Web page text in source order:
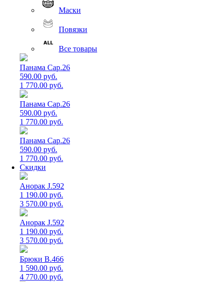
Маски
Повязки
Все товары
Панама Cap.26
590.00 руб.
1 770.00 руб.
Панама Cap.26
590.00 руб.
1 770.00 руб.
Панама Cap.26
590.00 руб.
1 770.00 руб.
Скидки
Анорак J.592
1 190.00 руб.
3 570.00 руб.
Анорак J.592
1 190.00 руб.
3 570.00 руб.
Брюки B.466
1 590.00 руб.
4 770.00 руб.